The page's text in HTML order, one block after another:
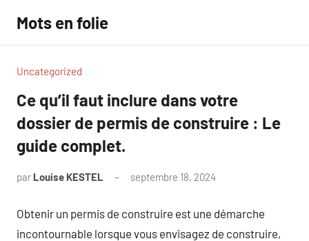
contenu
Mots en folie
Uncategorized
Ce qu’il faut inclure dans votre
dossier de permis de construire : Le
guide complet.
par Louise KESTEL septembre 18, 2024
Obtenir un permis de construire est une démarche
incontournable lorsque vous envisagez de construire,